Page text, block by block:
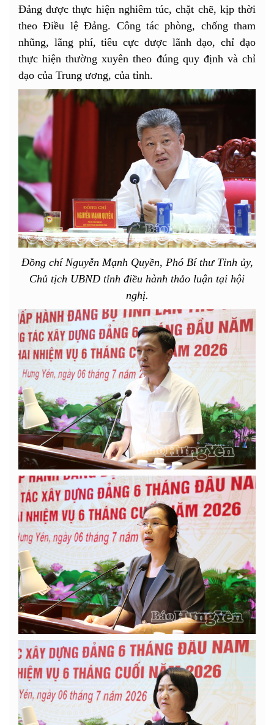
Đảng được thực hiện nghiêm túc, chặt chẽ, kịp thời
theo Điều lệ Đảng. Công tác phòng, chống tham
nhũng, lãng phí, tiêu cực được lãnh đạo, chỉ đạo
thực hiện thường xuyên theo đúng quy định và chỉ
đạo của Trung ương, của tỉnh.
Đồng chí Nguyễn Mạnh Quyền, Phó Bí thư Tỉnh ủy,
Chủ tịch UBND tỉnh điều hành thảo luận tại hội
nghị.